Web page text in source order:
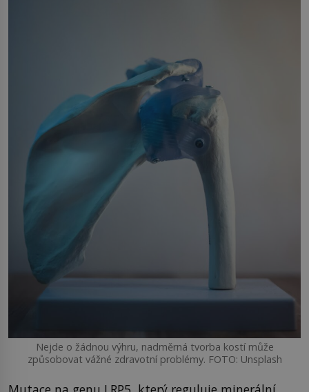
Nejde o žádnou výhru, nadměrná tvorba kostí může
způsobovat vážné zdravotní problémy. FOTO: Unsplash